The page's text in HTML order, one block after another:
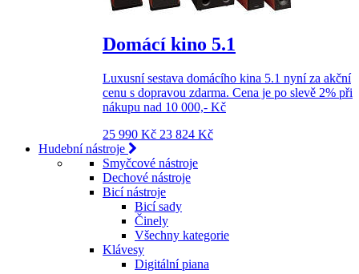
Domácí kino 5.1
Luxusní sestava domácího kina 5.1 nyní za akční
cenu s dopravou zdarma. Cena je po slevě 2% při
nákupu nad 10 000,- Kč
25 990 Kč 23 824 Kč
Hudební nástroje
Smyčcové nástroje
Dechové nástroje
Bicí nástroje
Bicí sady
Činely
Všechny kategorie
Klávesy
Digitální piana